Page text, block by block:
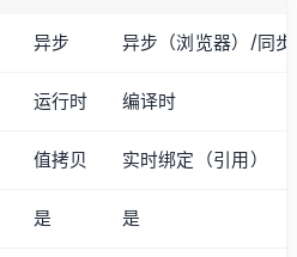
异步 异步（浏览器）/同
运行时 编译时
值拷贝 实时绑定（引用）
是 是